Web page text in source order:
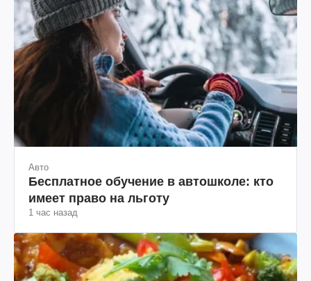
Авто
Бесплатное обучение в автошколе: кто
имеет право на льготу
1 час назад